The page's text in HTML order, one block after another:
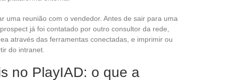
uma reunião com o vendedor. Antes de sair para uma
já foi contatado por outro consultor da rede,
através das ferramentas conectadas, e imprimir ou
do intranet.
no PlayIAD: o que a